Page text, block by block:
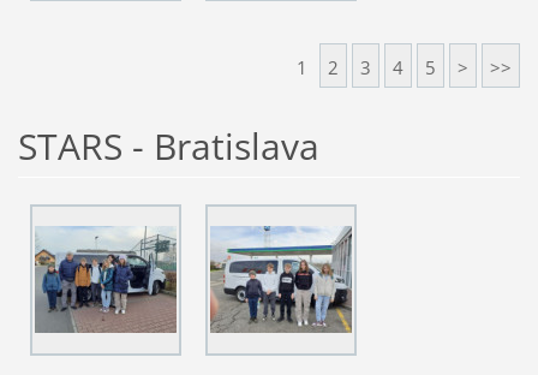
1 2 3 4 5 > >>
STARS - Bratislava